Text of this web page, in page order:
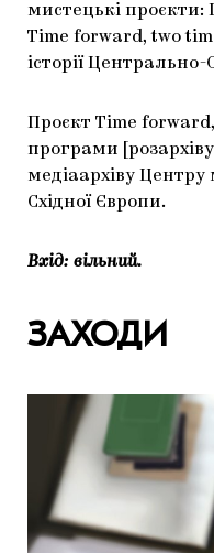
мистецькі проєкти:
Time forward, two
історії Центрально-
Проєкт Time
програми
медіаархіву Центру
Східної Європи.
Вхід: вільний.
ЗАХОДИ